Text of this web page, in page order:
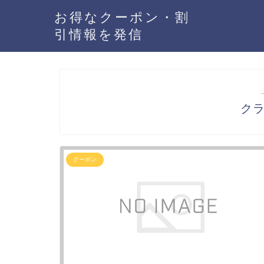
お得なクーポン・割
引情報を発信
ク
クーポン